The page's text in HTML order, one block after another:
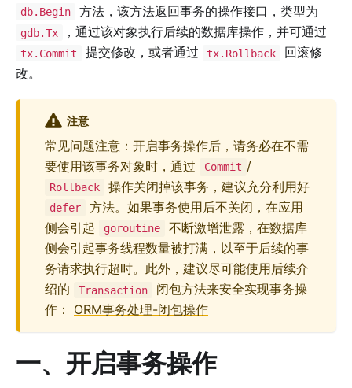
db.Begin 方法，该方法返回事务的操作接口，类型为
gdb.Tx ，通过该对象执行后续的数据库操作，并可通过
tx.Commit 提交修改，或者通过 tx.Rollback
回滚修
改。
注意
常见问题注意：开启事务操作后，请务必在不需
要使用该事务对象时，通过
Commit /
Rollback 操作关闭掉该事务，建议充分利用好
defer
方法。如果事务使用后不关闭，在应用
侧会引起
goroutine
不断激增泄露，在数据库
侧会引起事务线程数量被打满，以至于后续的事
务请求执行超时。此外，建议尽可能使用后续介
绍的
Transaction
闭包方法来安全实现事务操
作： ORM事务处理-闭包操作
一、开启事务操作